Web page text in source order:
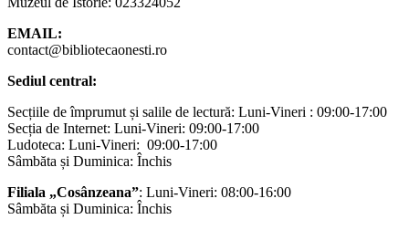
EMAIL:
contact@bibliotecaonesti.ro
Sediul central:
Secțiile de împrumut și salile de lectură: Luni-Vineri : 09:00-17:00
Secția de Internet: Luni-Vineri: 09:00-17:00
Ludoteca: Luni-Vineri: 09:00-17:00
Sâmbăta și Duminica: Închis
Filiala „Cosânzeana”: Luni-Vineri: 08:00-16:00
Sâmbăta și Duminica: Închis